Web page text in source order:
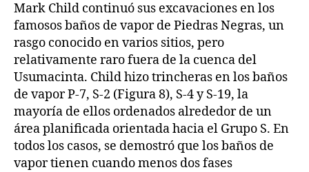
Mark Child continuó sus excavaciones en los
famosos baños de vapor de Piedras Negras, un
rasgo conocido en varios sitios, pero
relativamente raro fuera de la cuenca del
Usumacinta. Child hizo trincheras en los baños
de vapor P-7, S-2 (Figura 8), S-4 y S-19, la
mayoría de ellos ordenados alrededor de un
área planificada orientada hacia el Grupo S. En
todos los casos, se demostró que los baños de
vapor tienen cuando menos dos fases